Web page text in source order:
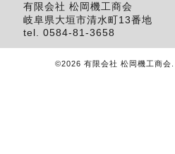
有限会社 松岡機工商会
岐阜県大垣市清水町13番地
tel.0584-81-3658
©2026 有限会社 松岡機工商会